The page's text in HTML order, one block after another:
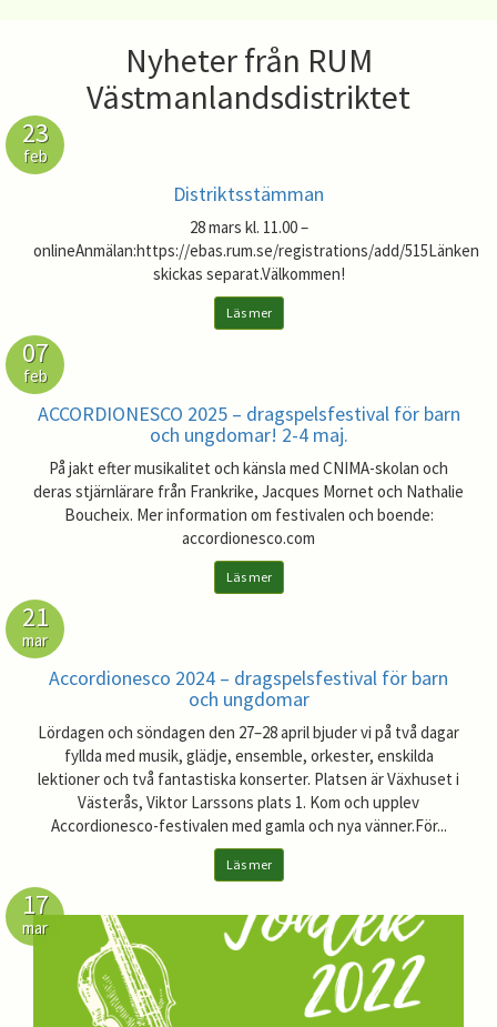
Nyheter från RUM
Västmanlandsdistriktet
23
feb
Distriktsstämman
28 mars kl. 11.00 –
onlineAnmälan:https://ebas.rum.se/registrations/add/515Länken
skickas separat.Välkommen!
Läs mer
07
feb
ACCORDIONESCO 2025 – dragspelsfestival för barn
och ungdomar! 2-4 maj.
På jakt efter musikalitet och känsla med CNIMA-skolan och
deras stjärnlärare från Frankrike, Jacques Mornet och Nathalie
Boucheix. Mer information om festivalen och boende:
accordionesco.com
Läs mer
21
mar
Accordionesco 2024 – dragspelsfestival för barn
och ungdomar
Lördagen och söndagen den 27–28 april bjuder vi på två dagar
fyllda med musik, glädje, ensemble, orkester, enskilda
lektioner och två fantastiska konserter. Platsen är Växhuset i
Västerås, Viktor Larssons plats 1. Kom och upplev
Accordionesco-festivalen med gamla och nya vänner.För...
Läs mer
17
mar